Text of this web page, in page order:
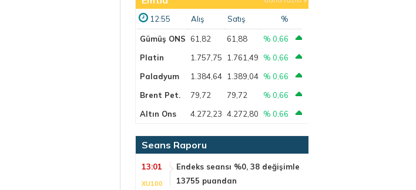
12:55 Alış Satış %
Gümüş ONS 61,82 61,88
% 0,66
Platin
1.757,75 1.761,49
% 0,66
Paladyum
1.384,64 1.389,04 % 0,66
Brent Pet.
79,72 79,72
% 0,66
Altın Ons
4.272,23 4.272,80 % 0,66
Seans Raporu
13:01
XU100
Endeks seansı %0, 38 değişimle
13755 puandan